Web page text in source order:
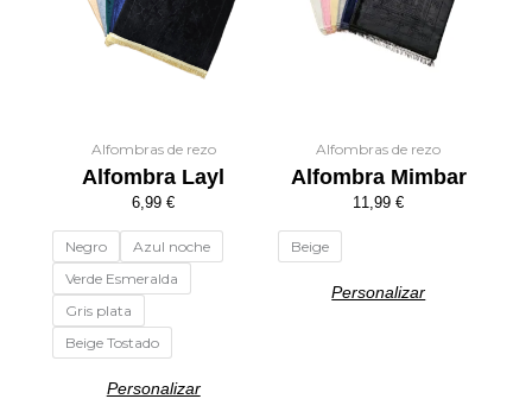
Alfombras de rezo
Alfombra Layl
6,99€
Negro
Azul noche
Verde Esmeralda
Gris plata
Beige Tostado
Personalizar
opciones
pueden
la
página
producto
Alfombras de rezo
Alfombra Mimbar
11,99€
Beige
Personalizar
opciones
se
pueden
la
página